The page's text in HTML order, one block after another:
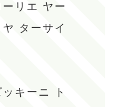
ーリエ ヤー
ターサイ
ッキーニ
ト